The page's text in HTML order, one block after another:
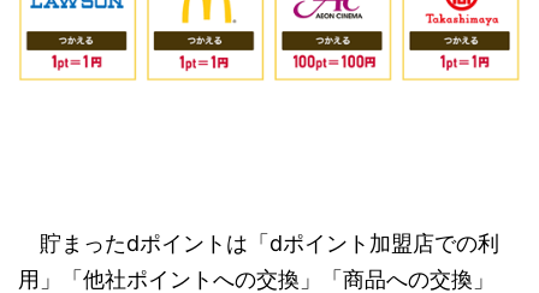
貯まったdポイントは「dポイント加盟店での利
用」「他社ポイントへの交換」「商品への交換」